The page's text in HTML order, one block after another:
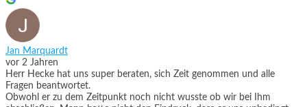
Jan Marquardt
vor 2 Jahren
Herr Hecke hat uns super beraten, sich Zeit genommen und alle
Fragen beantwortet.
Obwohl er zu dem Zeitpunkt noch nicht wusste ob wir bei Ihm